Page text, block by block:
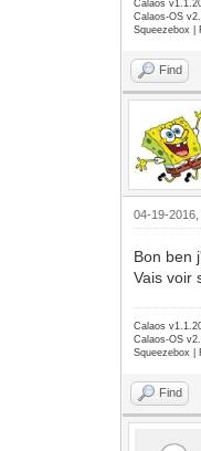
Calaos
Calaos-OS
Squeezebox |
Find
04-19-2016,
Bon ben
Vais voir
Calaos
Calaos-OS
Squeezebox |
Find